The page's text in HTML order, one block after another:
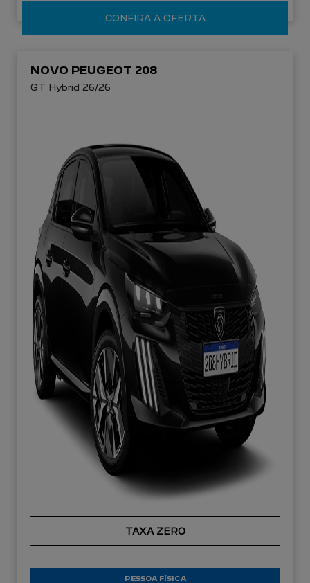
CONFIRA A OFERTA
NOVO PEUGEOT 208
GT Hybrid 26/26
TAXA ZERO
PESSOA FÍSICA